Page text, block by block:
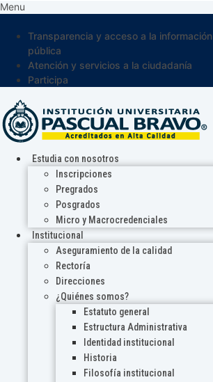
Menu
Transparencia y acceso a la información
pública
Atención y servicios a la ciudadanía
Participa
Estudia con nosotros
Inscripciones
Pregrados
Posgrados
Micro y Macrocredenciales
Institucional
Aseguramiento de la calidad
Rectoría
Direcciones
¿Quiénes somos?
Estatuto general
Estructura Administrativa
Identidad institucional
Historia
Filosofía institucional